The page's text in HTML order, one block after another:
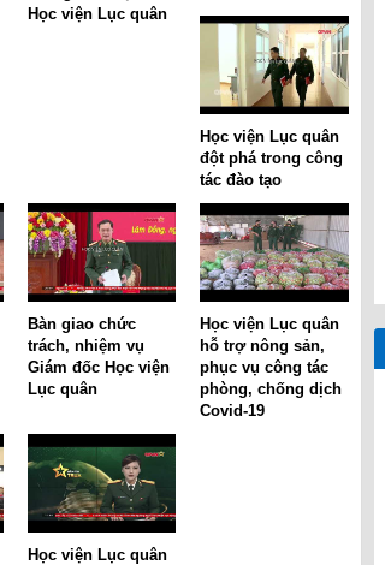
Học viện Lục quân
Học viện Lục quân
đột phá trong công
tác đào tạo
Bàn giao chức
trách, nhiệm vụ
Giám đốc Học viện
Lục quân
Học viện Lục quân
hỗ trợ nông sản,
phục vụ công tác
phòng, chống dịch
Covid-19
Học viện Lục quân
Thứ năm,16/02/2017
Một số hình ảnh